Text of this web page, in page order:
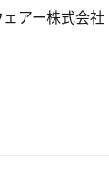
アー株式会社